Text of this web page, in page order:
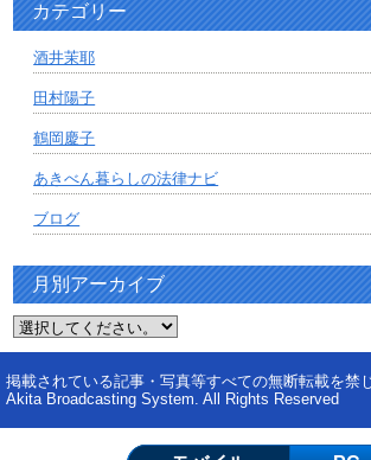
カテゴリー
酒井茉耶
田村陽子
鶴岡慶子
あきべん暮らしの法律ナビ
ブログ
月別アーカイブ
掲載されている記事・写真等すべての無断転載を禁
Akita Broadcasting System. All Rights Reserved